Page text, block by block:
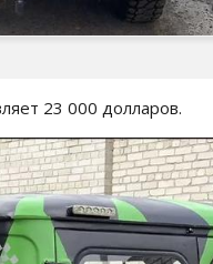
23 000 долларов.